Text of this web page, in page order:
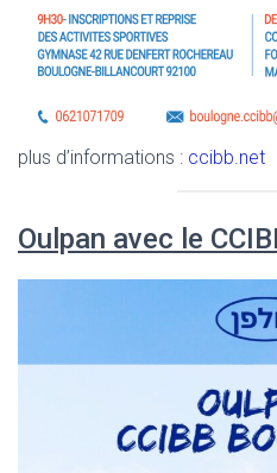
plus d’informations : ccibb.net
Oulpan avec le